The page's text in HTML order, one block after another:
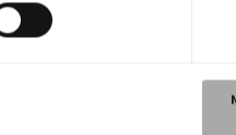
Entwickler -